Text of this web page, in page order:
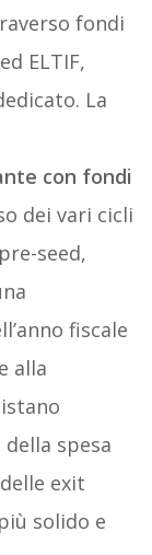
fondi
ELTIF,
La
con fondi
dei vari cicli
seed,
fiscale
alla
spesa
exit
solido e